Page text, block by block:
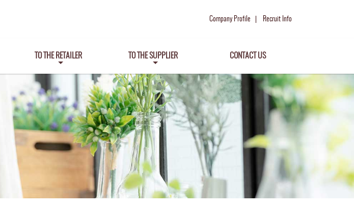
Company Profile Recruit Info
TO THE RETAILER TO THE SUPPLIER CONTACT US